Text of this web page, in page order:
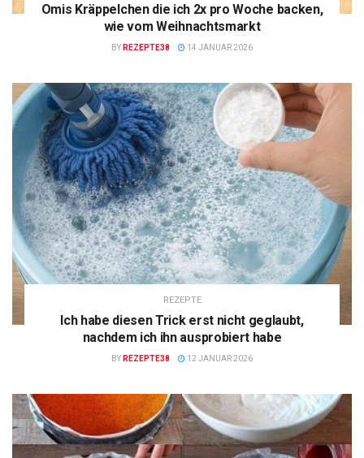
Omis Kräppelchen die ich 2x pro Woche backen,
wie vom Weihnachtsmarkt
BY REZEPTE38 14 JANUAR 2026
REZEPTE
Ich habe diesen Trick erst nicht geglaubt,
nachdem ich ihn ausprobiert habe
BY REZEPTE38 12 JANUAR 2026